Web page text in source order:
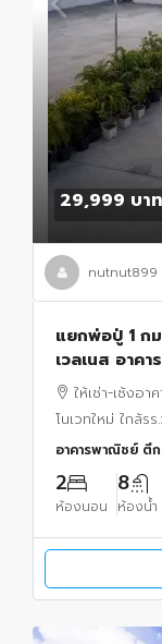
29,999 บาท
nutnut899
แยกพ่อปู่ 1 กม
เวลเนส อาค
ใหม่ผดุงเขต
เวลเนส
ให้เช่า-เซ้งอ
โนเวทใหม่ ใกล้
อาคารพาณิชย์ ตึ
2
ห้องนอน
8
ห้องน้ำ